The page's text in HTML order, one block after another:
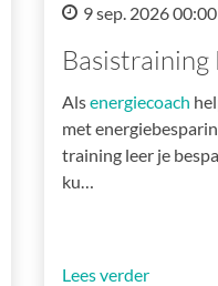
9 sep. 2026
Basistraining
Alsenergiecoach
met
training leer je
ku…
Lees verder